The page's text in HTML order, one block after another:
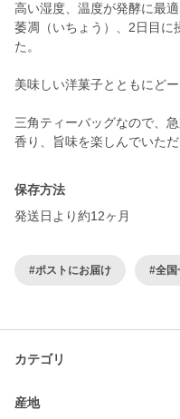
高い湿度、温度が発酵に最
萎凋（いちょう）、2日目に
た。
美味しい洋菓子とともにど
三角ティーバッグなので、
香り、旨味を楽しんでいただ
保存方法
発送日より約12ヶ月
#ポストにお届け #全国
カテゴリ
産地